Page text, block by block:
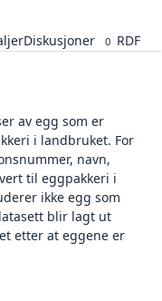
Diskusjoner 0 RDF
av egg som er
i landbruket. For
navn,
til eggpakkeri i
ikke egg som
blir lagt ut
etter at eggene er